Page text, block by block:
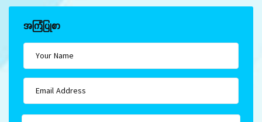
အကြံပြုစာ